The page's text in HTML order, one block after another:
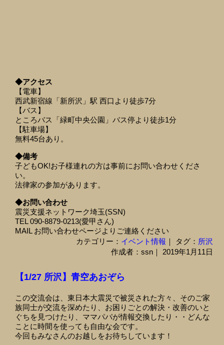
◆アクセス
【電車】
西武新宿線「新所沢」駅 西口より徒歩7分
【バス】
ところバス「緑町中央公園」バス停より徒歩1分
【駐車場】
無料45台あり。
◆備考
子どもOK!お子様連れの方は事前にお問い合わせくださ
い。
法律家の参加があります。
◆お問い合わせ
震災支援ネットワーク埼玉(SSN)
TEL 090-8879-0213(愛甲さん)
MAIL お問い合わせページよりご連絡ください
カテゴリー： イベント情報 ｜ タグ： 所沢
作成者：ssn｜ 2019年1月11日
【1/27 所沢】青空あおぞら
この交流会は、東日本大震災で被災された方々、そのご家
族同士が交流を深めたり、お困りごとの解決・改善のいと
ぐちを見つけたり、ママパパが情報交換したり・・どんな
ことに時間を使っても自由な会です。
今回もみなさんのお越しをお待ちしています！